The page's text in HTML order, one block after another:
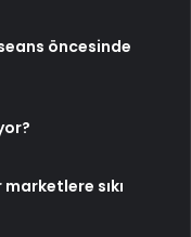
öncesinde
sıkı